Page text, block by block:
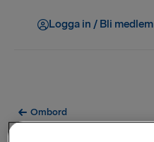
Logga in / Bli medlem
Ombord